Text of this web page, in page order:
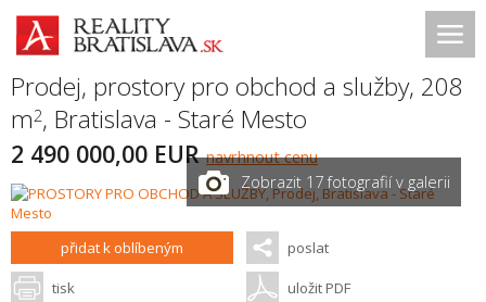
Prodej, prostory pro obchod a služby, 208
m2, Bratislava - Staré Mesto
2 490 000,00 EURnavrhnout cenu
Zobrazit 17 fotografií v galerii
přidat k oblíbeným poslat
tisk uložit PDF